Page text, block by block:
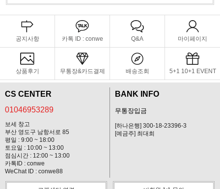
공지사항 카톡 ID : conwe Q&A 마이페이지
상품후기 무통장&카드결제 배송조회 5+1 10+1 EVENT
CS CENTER
01046953289
보세 창고
부산 영도구 남항서로 85
평일 : 9:00 ~ 18:00
토요일 : 10:00 ~ 13:00
점심시간 : 12:00 ~ 13:00
카톡ID : conwe
WeChat ID : conwe88
BANK INFO
무통장입금
[하나은행] 300-18-23396-3
[예금주] 최대희